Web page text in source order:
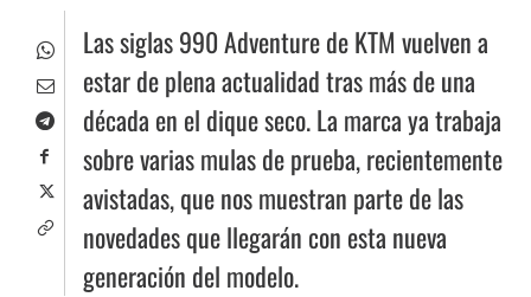
Las siglas 990 Adventure de KTM vuelven a
estar de plena actualidad tras más de una
década en el dique seco. La marca ya trabaja
sobre varias mulas de prueba, recientemente
avistadas, que nos muestran parte de las
novedades que llegarán con esta nueva
generación del modelo.